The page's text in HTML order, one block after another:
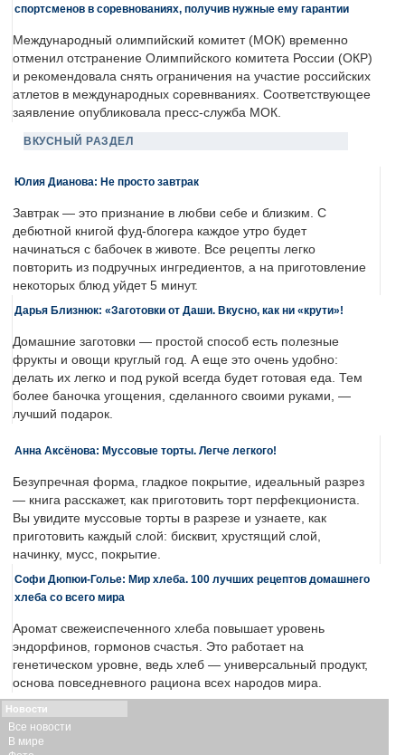
спортсменов в соревнованиях, получив нужные ему гарантии
Международный олимпийский комитет (МОК) временно
отменил отстранение Олимпийского комитета России (ОКР)
и рекомендовала снять ограничения на участие российских
атлетов в международных соревнваниях. Соответствующее
заявление опубликовала пресс-служба МОК.
ВКУСНЫЙ РАЗДЕЛ
Юлия Дианова: Не просто завтрак
Завтрак — это признание в любви себе и близким. С
дебютной книгой фуд-блогера каждое утро будет
начинаться с бабочек в животе. Все рецепты легко
повторить из подручных ингредиентов, а на приготовление
некоторых блюд уйдет 5 минут.
Дарья Близнюк: «Заготовки от Даши. Вкусно, как ни «крути»!
Домашние заготовки — простой способ есть полезные
фрукты и овощи круглый год. А еще это очень удобно:
делать их легко и под рукой всегда будет готовая еда. Тем
более баночка угощения, сделанного своими руками, —
лучший подарок.
Анна Аксёнова: Муссовые торты. Легче легкого!
Безупречная форма, гладкое покрытие, идеальный разрез
— книга расскажет, как приготовить торт перфекциониста.
Вы увидите муссовые торты в разрезе и узнаете, как
приготовить каждый слой: бисквит, хрустящий слой,
начинку, мусс, покрытие.
Софи Дюпюи-Голье: Мир хлеба. 100 лучших рецептов домашнего
хлеба со всего мира
Аромат свежеиспеченного хлеба повышает уровень
эндорфинов, гормонов счастья. Это работает на
генетическом уровне, ведь хлеб — универсальный продукт,
основа повседневного рациона всех народов мира.
Новости
Все новости
В мире